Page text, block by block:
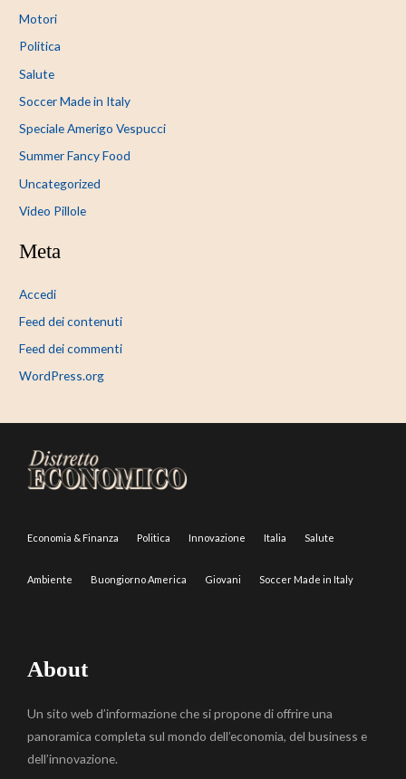
Motori
Politica
Salute
Soccer Made in Italy
Speciale Amerigo Vespucci
Summer Fancy Food
Uncategorized
Video Pillole
Meta
Accedi
Feed dei contenuti
Feed dei commenti
WordPress.org
Economia & Finanza Politica Innovazione Italia Salute
Ambiente Buongiorno America Giovani Soccer Made in Italy
About
Un sito web d’informazione che si propone di offrire una
panoramica completa sul mondo dell’economia, del business e
dell’innovazione.